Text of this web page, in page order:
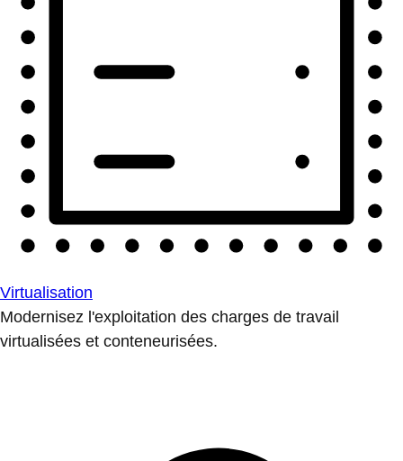
Virtualisation
Modernisez l'exploitation des charges de travail
virtualisées et conteneurisées.